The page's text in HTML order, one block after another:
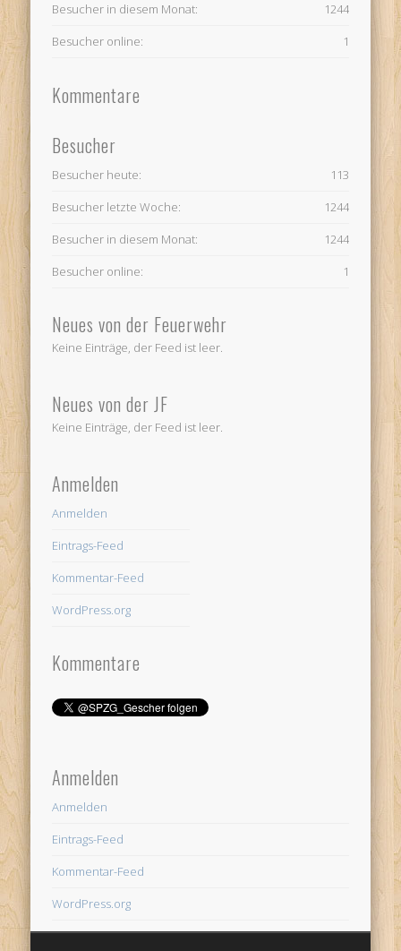
1244
Besucher in diesem Monat:
1
Besucher online:
Kommentare
Besucher
113
Besucher heute:
1244
Besucher letzte Woche:
1244
Besucher in diesem Monat:
1
Besucher online:
Neues von der Feuerwehr
Keine Einträge, der Feed ist leer.
Neues von der JF
Keine Einträge, der Feed ist leer.
Anmelden
Anmelden
Eintrags-Feed
Kommentar-Feed
WordPress.org
Kommentare
Anmelden
Anmelden
Eintrags-Feed
Kommentar-Feed
WordPress.org